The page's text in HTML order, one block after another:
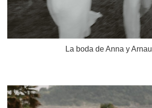
La boda de Anna y Arnau